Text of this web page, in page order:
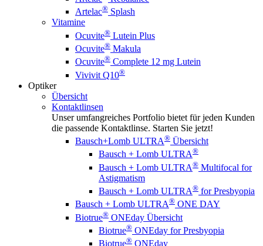
Artelac® Splash
Vitamine
Ocuvite® Lutein Plus
Ocuvite® Makula
Ocuvite® Complete 12 mg Lutein
Vivivit Q10®
Optiker
Übersicht
Kontaktlinsen
Unser umfangreiches Portfolio bietet für jeden Kunden
die passende Kontaktlinse. Starten Sie jetzt!
Bausch+Lomb ULTRA® Übersicht
Bausch + Lomb ULTRA®
Bausch + Lomb ULTRA® Multifocal for
Astigmatism
Bausch + Lomb ULTRA® for Presbyopia
Bausch + Lomb ULTRA® ONE DAY
Biotrue® ONEday Übersicht
Biotrue® ONEday for Presbyopia
Biotrue® ONEday